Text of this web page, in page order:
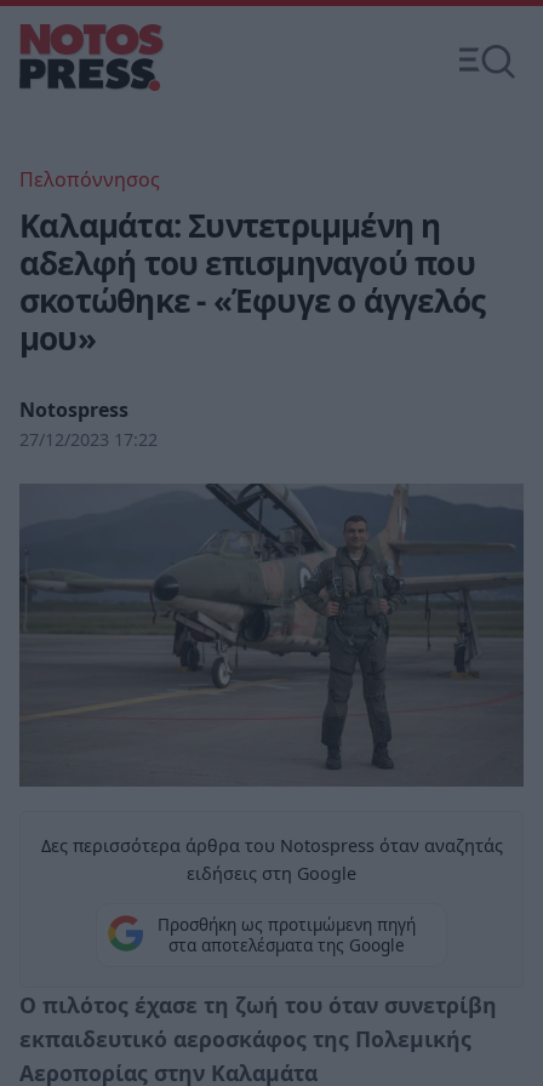
Πελοπόννησος
Καλαμάτα: Συντετριμμένη η
αδελφή του επισμηναγού που
σκοτώθηκε - «Έφυγε ο άγγελός
μου»
Notospress
27/12/2023 17:22
Δες περισσότερα άρθρα του Notospress όταν αναζητάς
ειδήσεις στη Google
Προσθήκη ως προτιμώμενη πηγή
στα αποτελέσματα της Google
Ο πιλότος έχασε τη ζωή του όταν συνετρίβη
εκπαιδευτικό αεροσκάφος της Πολεμικής
Αεροπορίας στην Καλαμάτα